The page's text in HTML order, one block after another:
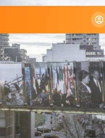
Klein
Standaard
Groot